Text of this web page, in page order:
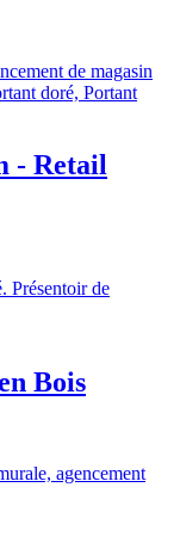
- Retail
Bois